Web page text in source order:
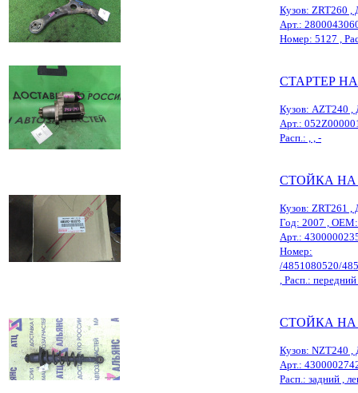
Кузов: ZRT260 ,
Арт.:
Номер: 5127 ,
СТАРТЕР НА
Кузов: AZT240 ,
Арт.:
Расп.: , , -
СТОЙКА НА
Кузов: ZRT261 ,
Год: 2007 ,
Арт.:
Номер:
/4851080520/
, Расп.:
СТОЙКА НА
Кузов: NZT240 ,
Арт.:
Расп.: задний ,